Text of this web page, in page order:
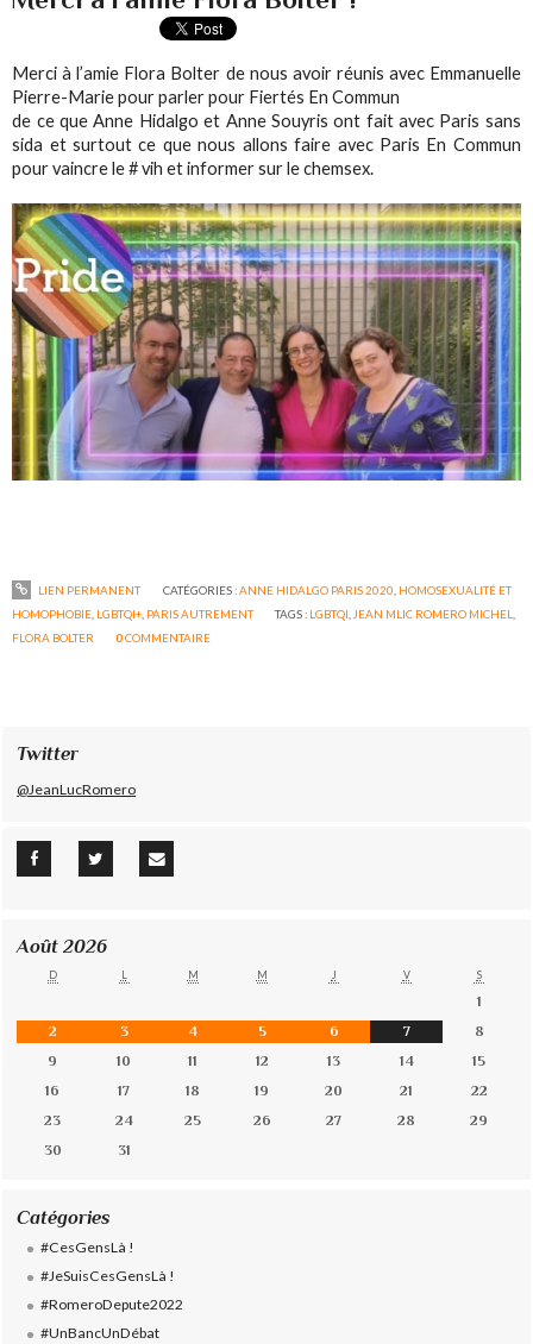
Merci à l’amie Flora Bolter de nous avoir réunis avec Emmanuelle
Pierre-Marie pour parler pour Fiertés En Commun ‬
‪de ce que Anne Hidalgo et Anne Souyris ont fait avec Paris sans
sida ‬et surtout ce que nous allons faire avec Paris En Commun
pour vaincre le # vih et informer sur le chemsex.‬
LIEN PERMANENT CATÉGORIES :ANNE HIDALGO PARIS 2020 HOMOSEXUALITÉ ET
HOMOPHOBIE LGBTQI+ PARIS AUTREMENT TAGS : LGBTQI JEAN MLIC ROMERO MICHEL
FLORA BOLTER
0COMMENTAIRE
Twitter
@JeanLucRomero
Août 2026
D L M M J V S
1
2
3 4 5 6 7
8
9
10 11 12 13 14
15
16
17 18 19 20 21
22
23
24 25 26 27 28
29
30
31
Catégories
#CesGensLà !
#JeSuisCesGensLà !
#RomeroDepute2022
#UnBancUnDébat